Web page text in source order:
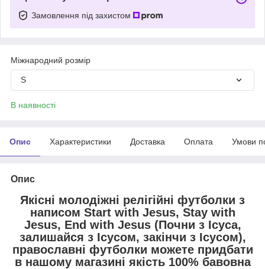
Замовлення під захистом
Міжнародний розмір
S
В наявності
Опис Характеристики Доставка Оплата Умови
Опис
Якісні молодіжні релігійні футболки з
написом Start with Jesus, Stay with
Jesus, End with Jesus (Почни з Ісуса,
залишайся з Ісусом, закінчи з Ісусом),
православні футболки можете придбати
в нашому магазині якість 100% бавовна